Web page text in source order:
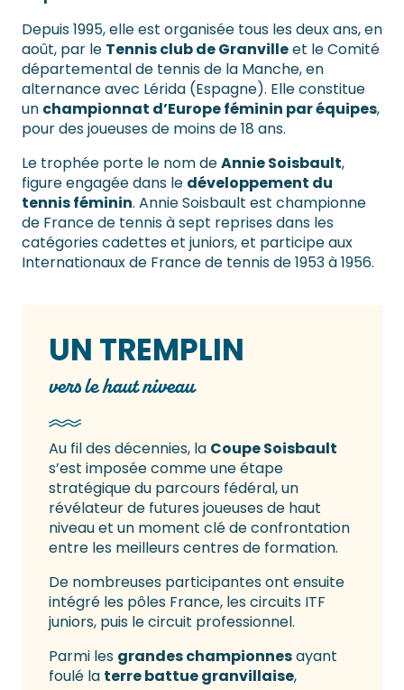
Depuis 1995, elle est organisée tous les deux ans, en
août, par le Tennis club de Granvilleet le Comité
départemental de tennis de la Manche, en
alternance avec Lérida (Espagne). Elle constitue
un championnat d’Europe féminin par équipes,
pour des joueuses de moins de 18 ans.
Le trophée porte le nom deAnnie Soisbault,
figure engagée dans le développement du
tennis féminin. Annie Soisbault est championne
de France de tennis à sept reprises dans les
catégories cadettes et juniors, et participe aux
Internationaux de France de tennis de 1953 à 1956.
UN TREMPLIN
vers le haut niveau
Au fil des décennies, la Coupe Soisbault
s’est imposée comme une étape
stratégique du parcours fédéral, un
révélateur de futures joueuses de haut
niveau et un moment clé de confrontation
entre les meilleurs centres de formation.
De nombreuses participantes ont ensuite
intégré les pôles France, les circuits ITF
juniors, puis le circuit professionnel.
Parmi les grandes championnesayant
foulé la terre battue granvillaise,